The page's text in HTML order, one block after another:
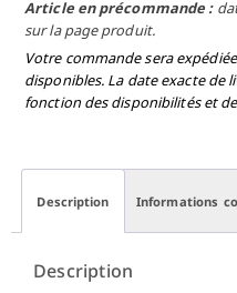
Article en précommande :
sur la page produit.
Votre commande sera
disponibles. La date exacte de
fonction des disponibilités et
Description Informations
Description